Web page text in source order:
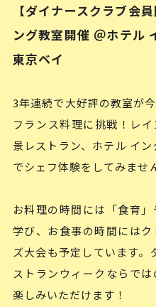
【ダイナースクラブ会
ング教室開催 ＠ホテル
東京ベイ
3年連続で大好評の教室が
フランス料理に挑戦！レ
景レストラン、ホテル イ
でシェフ体験をしてみませ
お料理の時間には「食育
学び、お食事の時間には
ズ大会も予定しています。
ストランウィークならで
楽しみいただけます！